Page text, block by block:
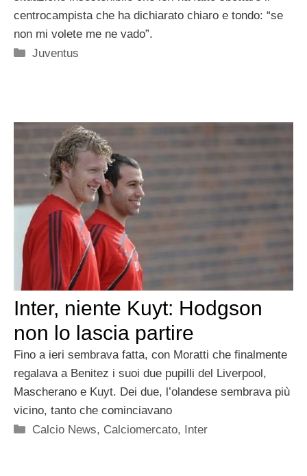
centrocampista che ha dichiarato chiaro e tondo: “se
non mi volete me ne vado”.
Categorie
Juventus
Inter, niente Kuyt: Hodgson
non lo lascia partire
Fino a ieri sembrava fatta, con Moratti che finalmente
regalava a Benitez i suoi due pupilli del Liverpool,
Mascherano e Kuyt. Dei due, l’olandese sembrava più
vicino, tanto che cominciavano
Categorie
Calcio News, Calciomercato, Inter